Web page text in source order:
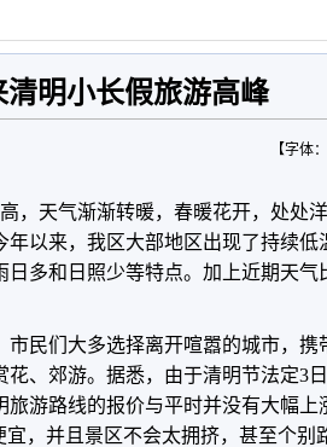
明小长假旅游高峰
【字体：
，天气渐渐转暖，春暖花开，处处
以来，我区大部地区出现了持续低
多和日照少等特点。加上近期天气
民们大多选择离开喧嚣的城市，携
、郊游。据悉，由于清明节法定3
游路线的报价与平时并没有大幅上
，并且景区不会太拥挤，甚至个别